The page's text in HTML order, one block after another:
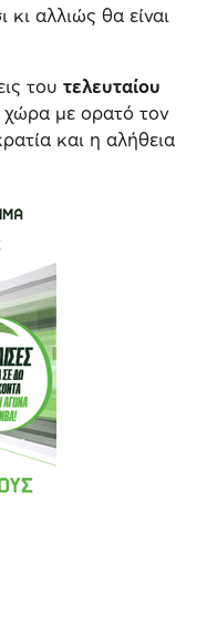
κι αλλιώς θα είναι
του τελευταίου
χώρα με ορατό τον
και η αλήθεια